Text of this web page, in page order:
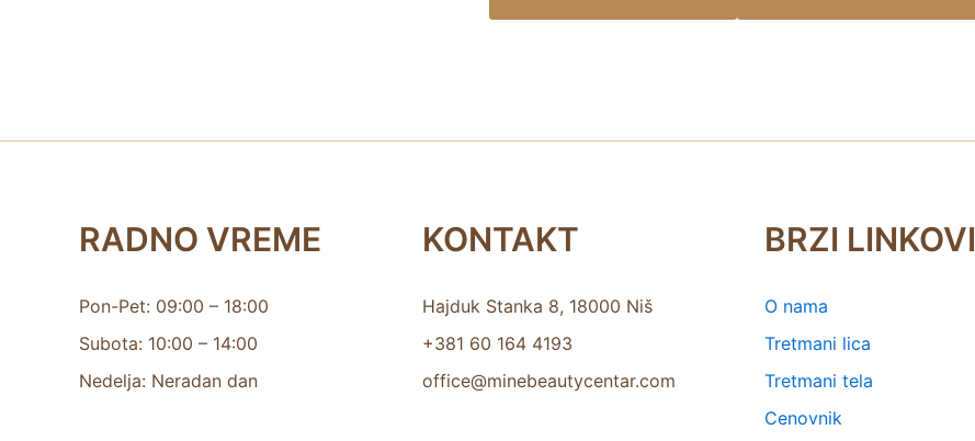
RADNO VREME
Pon-Pet: 09:00 – 18:00
Subota: 10:00 – 14:00
Nedelja: Neradan dan
KONTAKT
Hajduk Stanka 8, 18000 Niš
+381 60 164 4193
office@minebeautycentar.com
BRZI LINKOVI
O nama
Tretmani lica
Tretmani tela
Cenovnik